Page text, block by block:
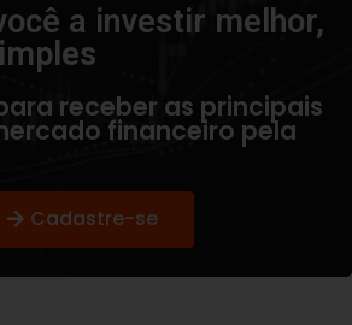
a investir melhor,
receber as principais
financeiro pela
Cadastre-se